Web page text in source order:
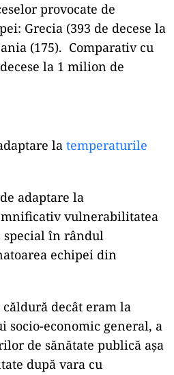
provocate de
Grecia (393 de decese la
(175). Comparativ cu
la 1 milion de
la temperaturile
adaptare la
vulnerabilitatea
în rândul
echipei din
decât eram la
economic general, a
de sănătate publică aşa
după vara cu